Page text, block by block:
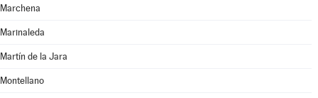
Marchena
Marinaleda
Martín de la Jara
Montellano